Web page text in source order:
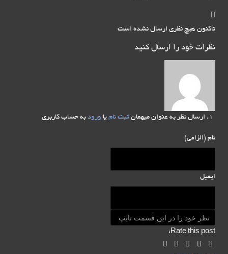
تاکنون هیچ نظری ارسال نشده است
نظرات خود را ارسال کنید
ارسال نظر به عنوان میهمان ثبت نام یا ورود به حساب کاربری
نام (الزامی)
ایمیل
Rate this post: